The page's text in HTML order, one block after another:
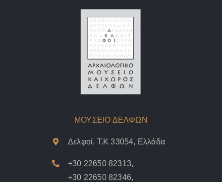
ΜΟΥΣΕΙΟ ΔΕΛΦΩΝ
Δελφοί, Τ.Κ 33054, Ελλάδα
+30 22650 82313,
+30 22650 82346,